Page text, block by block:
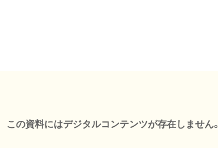
この資料にはデジタルコンテンツが存在しません。